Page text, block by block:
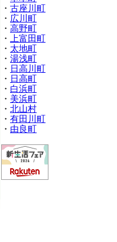
・ 古座川町
・ 広川町
・ 高野町
・ 上富田町
・ 太地町
・ 湯浅町
・ 日高川町
・ 日高町
・ 白浜町
・ 美浜町
・ 北山村
・ 有田川町
・ 由良町